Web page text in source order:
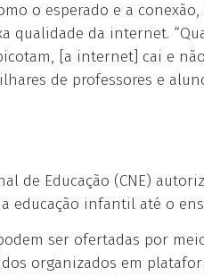
o esperado e a
qualidade da internet.
[a internet] cai e
de professores e
de Educação (CNE)
educação infantil até o
ser ofertadas por
organizados em